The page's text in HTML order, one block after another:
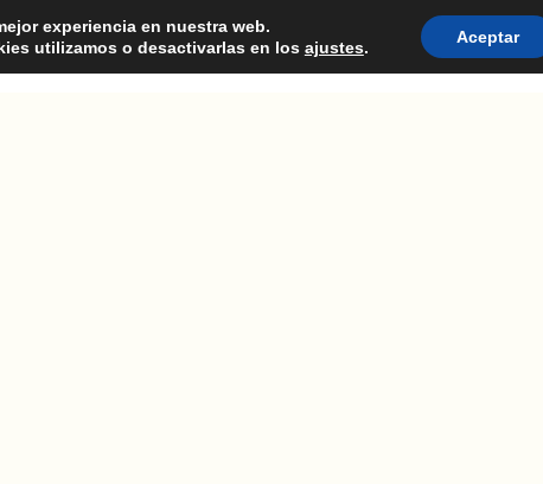
CONSULTORIA PRODUCT MANAGEMENT FORMACIÓN
experiencia en nuestra web.
utilizamos o desactivarlas en los ajustes.
Aceptar